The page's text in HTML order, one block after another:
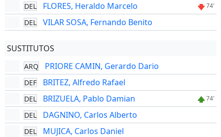
DEL FLORES, Heraldo Marcelo 74'
DEL VILAR SOSA, Fernando Benito
SUSTITUTOS
ARQ PRIORE CAMIN, Gerardo Dario
DEF BRITEZ, Alfredo Rafael
DEL BRIZUELA, Pablo Damian 74'
DEL DAGNINO, Carlos Alberto
DEL MUJICA, Carlos Daniel